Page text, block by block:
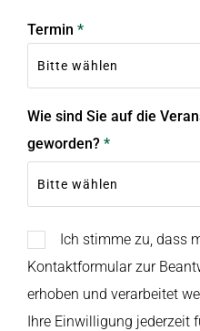
Termin *
Wie sind Sie auf die
geworden? *
Ich stimme zu, dass
Kontaktformular zur
erhoben und verarbeitet
Ihre Einwilligung jederzeit